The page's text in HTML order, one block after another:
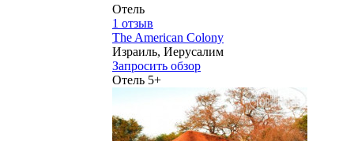
Отель
1 отзыв
The American Colony
Израиль, Иерусалим
Запросить обзор
Отель 5+